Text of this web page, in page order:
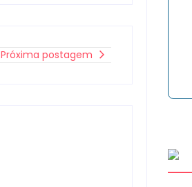
Próxima postagem